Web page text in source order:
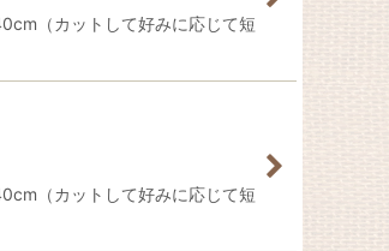
（カットして好みに応じて短
（カットして好みに応じて短